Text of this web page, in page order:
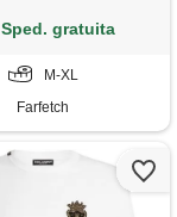
Sped. gratuita
M-XL
Farfetch